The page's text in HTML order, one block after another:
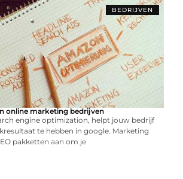
BEDRIJVEN
online marketing bedrijven
engine optimization, helpt jouw bedrijf
te hebben in google. Marketing
pakketten aan om je